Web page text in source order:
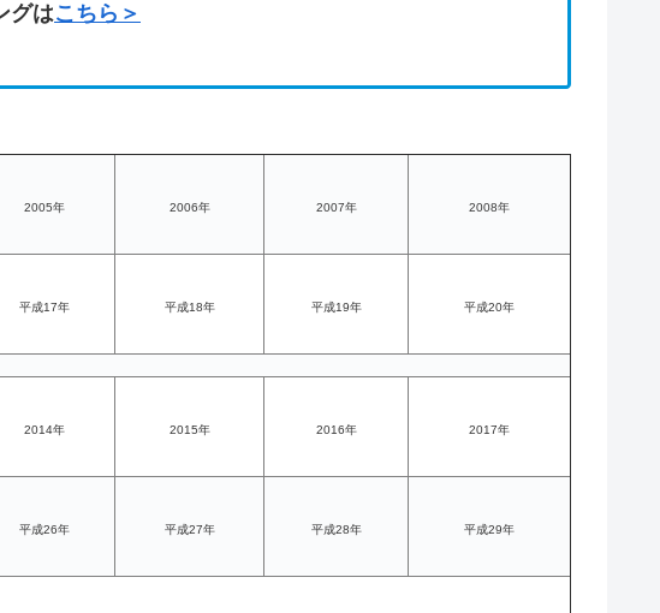
グはこちら＞
2005年 2006年 2007年 2008年
平成17年 平成18年 平成19年 平成20年
2014年 2015年 2016年 2017年
平成26年 平成27年 平成28年 平成29年